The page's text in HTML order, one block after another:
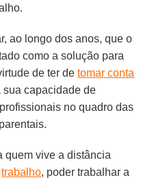
ao longo dos anos, que o
como a solução para
de ter detomar conta
sua capacidade de
no quadro das
quem vive a distância
trabalho, poder trabalhar a